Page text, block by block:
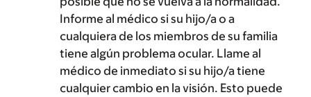
Informe al médico si su hijo/a o a
cualquiera de los miembros de su familia
tiene algún problema ocular. Llame al
médico de inmediato si su hijo/a tiene
cualquier cambio en la visión. Esto puede